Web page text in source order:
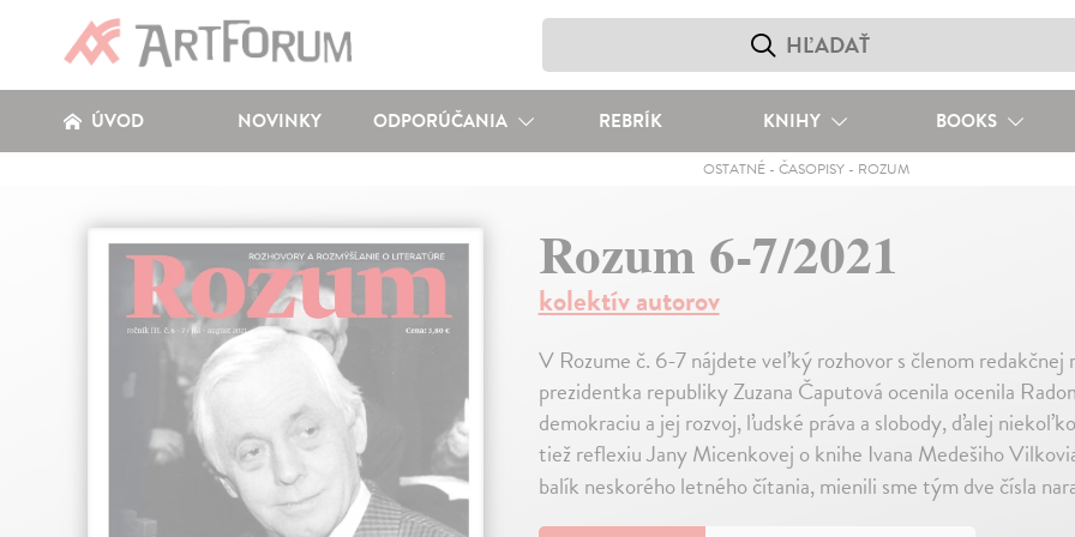
ÚVOD NOVINKY ODPORÚČANIA REBRÍK KNIHY BOOKS
OSTATNÉ- ČASOPISY- ROZUM
Rozum 6-7/2021
kolektív autorov
V Rozume č. 6-7 nájdete veľký rozhovor s členom
prezidentka republiky Zuzana Čaputová ocenila ocenila
demokraciu a jej rozvoj, ľudské práva a slobody, ďalej
tiež reflexiu Jany Micenkovej o knihe Ivana Medešiho
balík neskorého letného čítania, mienili sme tým dve čísla